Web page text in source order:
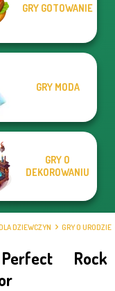
GRY GOTOWANIE
GRY MODA
GRY O
DEKOROWANIU
DZIEWCZYN GRY O URODZIE
Rock